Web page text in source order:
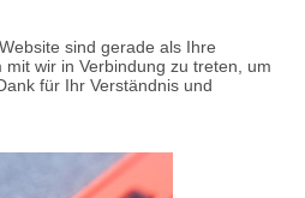
sind gerade als Ihre
wir in Verbindung zu treten, um
für Ihr Verständnis und